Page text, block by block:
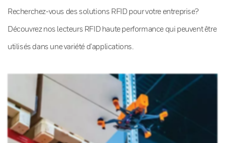
Recherchez-vous des solutions RFID pour votre entreprise?
Découvrez nos lecteurs RFID haute performance qui peuvent être
utilisés dans une variété d’applications.